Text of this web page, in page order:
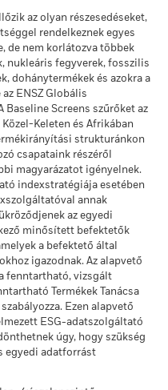
Abban segíthet Önnek,
alapot a múltban
nettó eszközérték (NAV)
a jövedelem
származó hozam a
növekedhet vagy
eltérő
szélsőséges piaci
kaphat vissza.
0,00%
99,94%
0,06%
vonatkozó, BlackRock
a vállalatokkal
és jelentésre, amelyek az
szerint bevételük több
olajhomokból nyerik. Azon
(0%-os bevételi
generálnak termikus
ESG-kutatás a
meg: Termikus szén
az olyan részesedéseket,
rendelkeznek egyes
de nem korlátozva többek
nukleáris fegyverek, fosszilis
dohánytermékek és azokra a
ENSZ Globális
Baseline Screens szűrőket az
Keleten és Afrikában
strukturánkon
csapataink részéről
magyarázatot igényelnek.
indexstratégiája esetében
annak
az egyedi
minősített befektetők
a befektető által
igazodnak. Az alapvető
fenntartható, vizsgált
Termékek Tanácsa
Ezen alapvető
ESG-adatszolgáltató
úgy, hogy szükség
egyedi adatforrást